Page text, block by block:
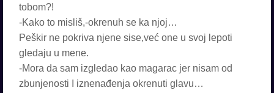
tobom?!
-Kako to misliš,-okrenuh se ka njoj…
Peškir ne pokriva njene sise,već one u svoj lepoti
gledaju u mene.
-Mora da sam izgledao kao magarac jer nisam od
zbunjenosti I iznenađenja okrenuti glavu…